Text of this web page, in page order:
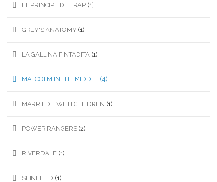
EL PRINCIPE DEL RAP (1)
GREY'S ANATOMY (1)
LA GALLINA PINTADITA (1)
MALCOLM IN THE MIDDLE (4)
MARRIED... WITH CHILDREN (1)
POWER RANGERS (2)
RIVERDALE (1)
SEINFIELD (1)